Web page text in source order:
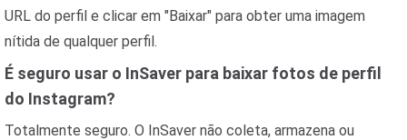
URL do perfil e clicar em "Baixar" para obter uma imagem
nítida de qualquer perfil.
É seguro usar o InSaver para baixar fotos de perfil
do Instagram?
Totalmente seguro. O InSaver não coleta, armazena ou